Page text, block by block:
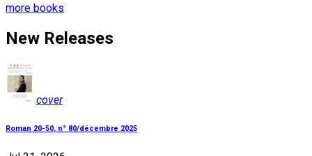
more books
New Releases
cover
Roman 20-50, n° 80/décembre 2025